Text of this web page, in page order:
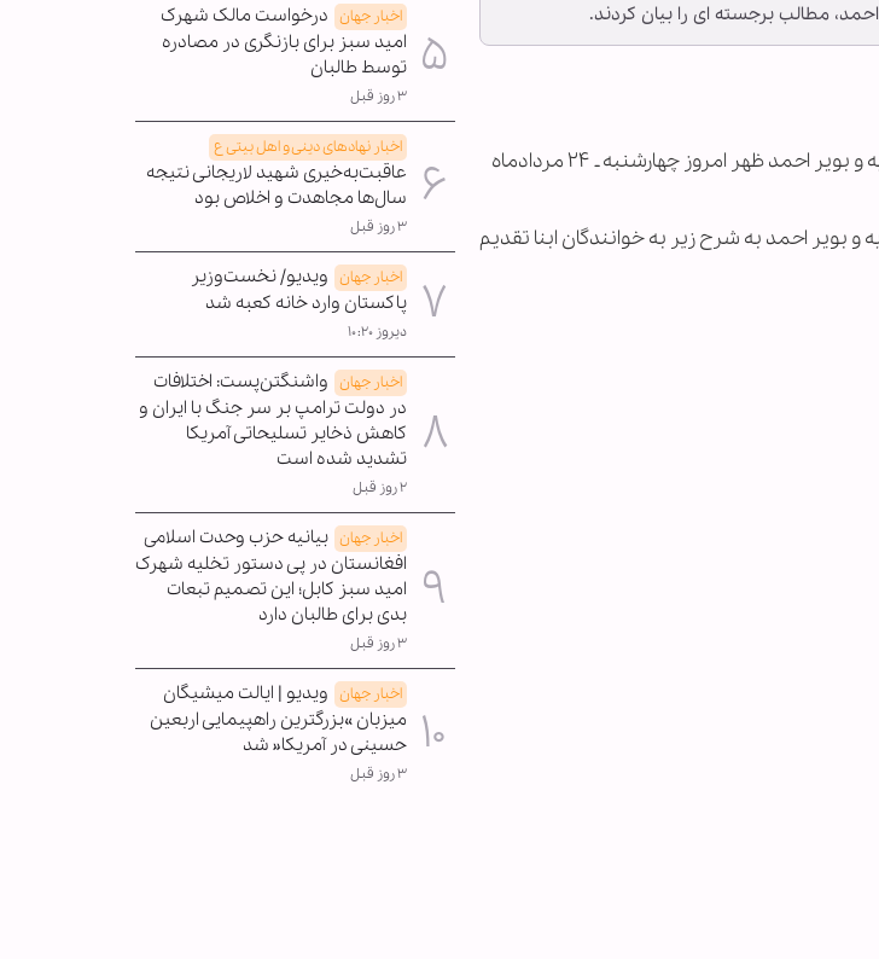
مطالب برجسته ای را بیان کردند.
جمعی از خانواده‌های شهدا و دست‌اندرکاران کنگره ملی شهدای استان کهگیلویه و بویر احمد ظهر امروز چهارشنبه ـ ۲۴ مردادماه
بویر احمد به شرح زیر به خوانندگان ابنا تقدیم
اخبار جهان درخواست مالک شهرک
امید سبز برای بازنگری در مصادره
توسط طالبان
۳ روز قبل
اخبار نهادهای دینی و اهل بیتی ع
عاقبت‌به‌خیری شهید لاریجانی نتیجه
سال‌ها مجاهدت و اخلاص بود
۳ روز قبل
اخبار جهان ویدیو/ نخست‌وزیر
پاکستان وارد خانه کعبه شد
دیروز ۱۰:۲۰
اخبار جهان واشنگتن‌پست: اختلافات
در دولت ترامپ بر سر جنگ با ایران و
کاهش ذخایر تسلیحاتی آمریکا
تشدید شده است
۲ روز قبل
اخبار جهان بیانیه حزب وحدت اسلامی
افغانستان در پی دستور تخلیه شهرک
امید سبز کابل؛ این تصمیم تبعات
بدی برای طالبان دارد
۳ روز قبل
اخبار جهان ویدیو | ایالت میشیگان
میزبان »بزرگترین راهپیمایی اربعین
حسینی در آمریکا« شد
۳ روز قبل